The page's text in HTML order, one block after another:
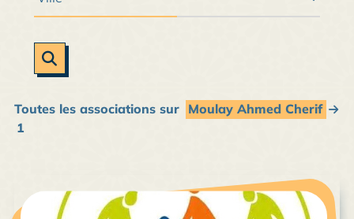
Toutes les associations sur Moulay Ahmed Cherif
1